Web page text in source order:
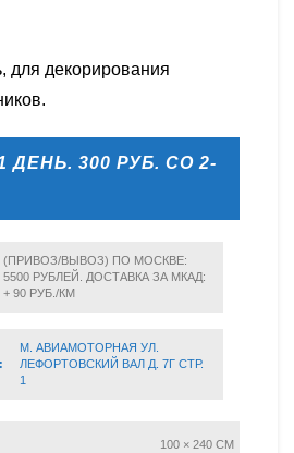
для декорирования
ДЕНЬ. 300 РУБ. СО 2-
(ПРИВОЗ/ВЫВОЗ) ПО МОСКВЕ:
5500 РУБЛЕЙ. ДОСТАВКА ЗА МКАД:
+ 90 РУБ./КМ
М. АВИАМОТОРНАЯ УЛ.
ЛЕФОРТОВСКИЙ ВАЛ Д. 7Г СТР.
1
100 × 240 CM